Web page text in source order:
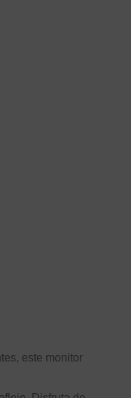
este monitor